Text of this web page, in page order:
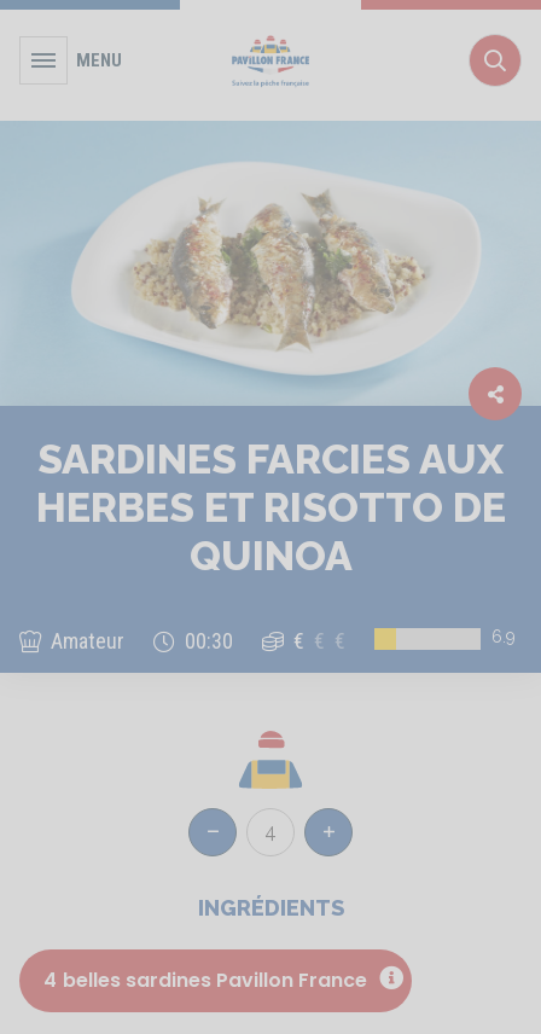
MENU
SARDINES FARCIES AUX
HERBES ET RISOTTO DE
QUINOA
Amateur 00:30 € € € 6.9
Réduire 4 Augmenter
INGRÉDIENTS
4 belles sardines Pavillon France